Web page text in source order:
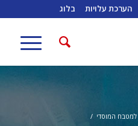
הערכת עלויות בלוג
למטבח המוסדי /